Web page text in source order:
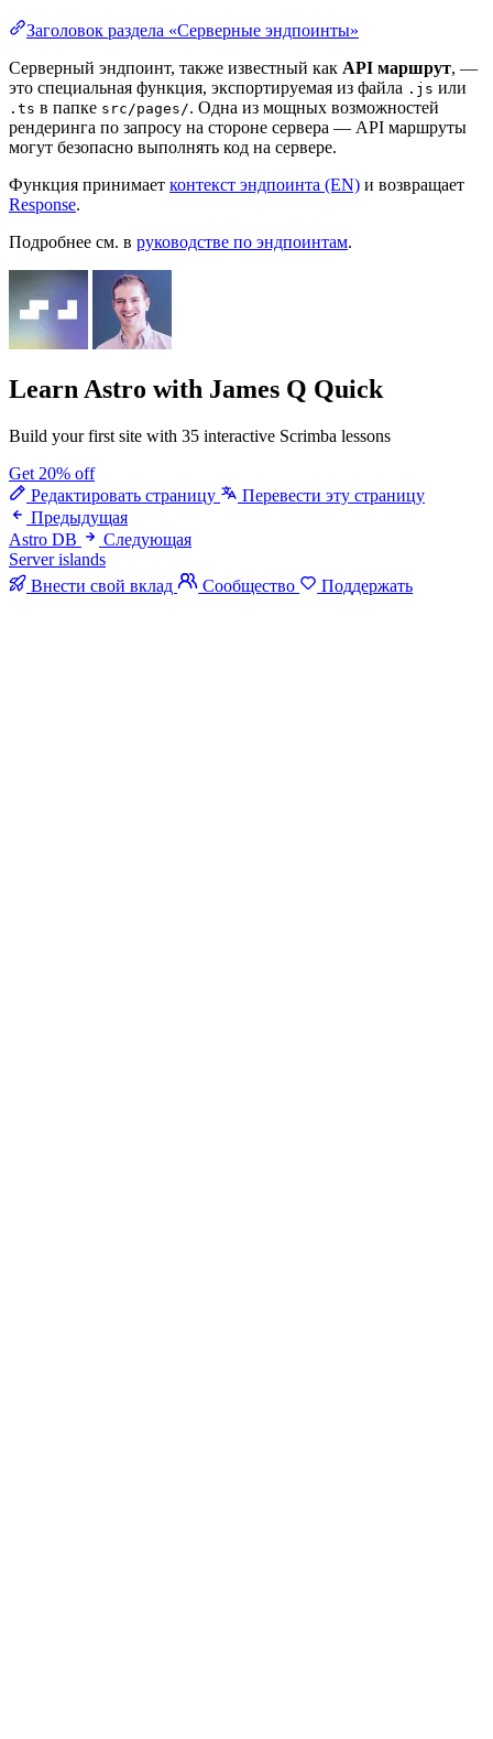
Заголовок раздела «Серверные эндпоинты»
Серверный эндпоинт, также известный как API маршрут, —
это специальная функция, экспортируемая из файла .js или
.ts в папке src/pages/. Одна из мощных возможностей
рендеринга по запросу на стороне сервера — API маршруты
могут безопасно выполнять код на сервере.
Функция принимает контекст эндпоинта (EN) и возвращает
Response.
Подробнее см. в руководстве по эндпоинтам.
Learn Astro with James Q Quick
Build your first site with 35 interactive Scrimba lessons
Get 20% off
Редактировать страницу
Перевести эту страницу
Предыдущая
Astro DB
Следующая
Server islands
Внести свой вклад
Сообщество Поддержать